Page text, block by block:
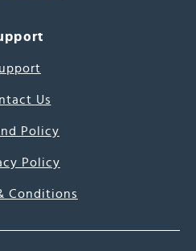
Us
Policy
Policy
Conditions